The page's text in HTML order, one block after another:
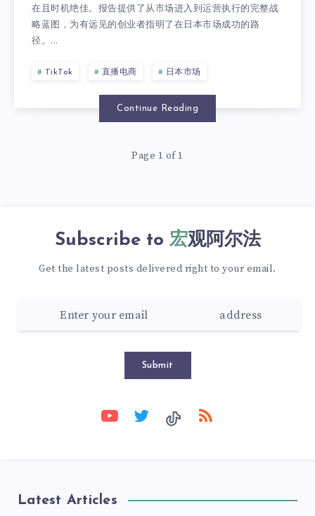
在且时机绝佳。报告提供了从市场进入到运营执行的完整战
略蓝图，为有远见的创业者指明了在日本市场成功的路
径。...
TikTok 直播电商 日本市场
Continue Reading
Page 1 of 1
Subscribe to 宏观阿尔法
Get the latest posts delivered right to your email.
Submit
Latest Articles